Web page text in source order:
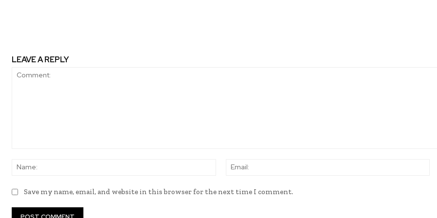
LEAVE A REPLY
Name:
Save my name, email, and website in this browser for the next time I comment.